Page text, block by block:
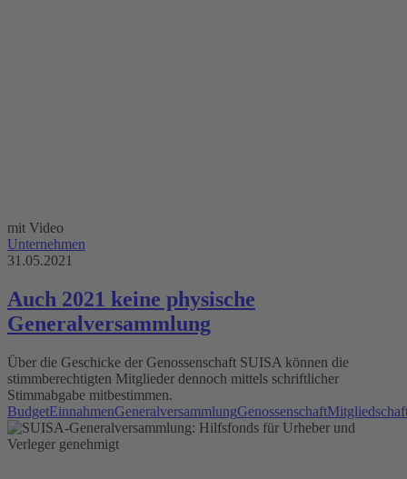
mit Video
Unternehmen
31.05.2021
Auch 2021 keine physische
Generalversammlung
Über die Geschicke der Genossenschaft SUISA können die
stimmberechtigten Mitglieder dennoch mittels schriftlicher
Stimmabgabe mitbestimmen.
BudgetEinnahmenGeneralversammlungGenossenschaft